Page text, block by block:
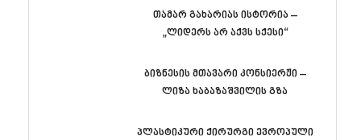
თამარ გახარიას ისტორია –
„ლიდერს არ აქვს სქესი“
ბიზნესის მთავარი კონსიერჟი –
ლიზა ხაბაზაშვილის გზა
პლასტიკური ქირურგი ევროპული